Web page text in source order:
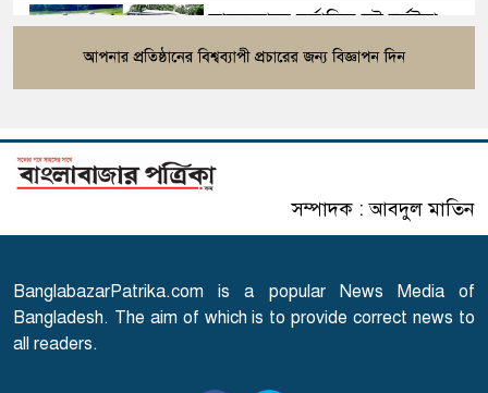
সাতসকালে মর্মান্তিক দুই দুর্ঘটনা,
ঝরে গেল ১৫ প্রাণ
জেসিন
৬
রাষ্ট্রপতি নির্বাচনের ভোটার তালিকা
প্রকাশ
৭
এবার আসামি হচ্ছেন মাকসুদ
৮
সম্পাদক : আবদুল মাতিন
BanglabazarPatrika.com is a popular News Media of
Bangladesh. The aim of which is to provide correct news to
all readers.